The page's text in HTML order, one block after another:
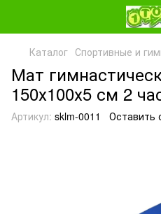
Каталог Спортивные и
Мат
150х100х5 см 2
Артикул: sklm-0011 Оставить